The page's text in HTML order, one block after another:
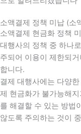
소액결제 정책 미납 (소
소액결제 현금화 정책
대행사의 정책 중 하나
주되어 이용이 제한되
합니다.
결제 대행사에는 다양
제 현금화가 불가능해
를 해결할 수 있는 방법
않도록 주의하는 것이